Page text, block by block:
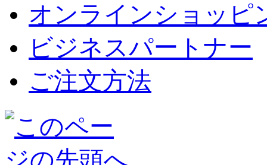
オンラインショッピ
ビジネスパートナー
ご注文方法